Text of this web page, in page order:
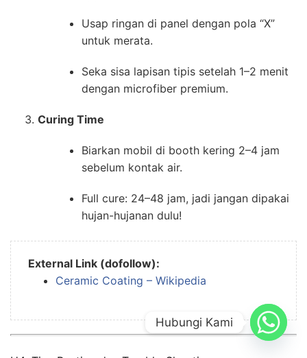
Usap ringan di panel dengan pola “X”
untuk merata.
Seka sisa lapisan tipis setelah 1–2 menit
dengan microfiber premium.
Curing Time
Biarkan mobil di booth kering 2–4 jam
sebelum kontak air.
Full cure: 24–48 jam, jadi jangan dipakai
hujan-hujanan dulu!
External Link (dofollow):
Ceramic Coating – Wikipedia
Hubungi Kami